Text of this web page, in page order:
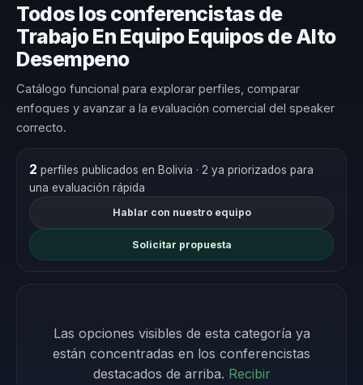
Todos los conferencistas de
Trabajo En Equipo Equipos de Alto
Desempeno
Catálogo funcional para explorar perfiles, comparar
enfoques y avanzar a la evaluación comercial del speaker
correcto.
2 perfiles publicados en Bolivia · 2 ya priorizados para
una evaluación rápida
Hablar con nuestro equipo
Solicitar propuesta
Las opciones visibles de esta categoría ya
están concentradas en los conferencistas
destacados de arriba. Recibir